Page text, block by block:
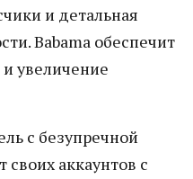
и детальная
Babama обеспечит
увеличение
с безупречной
своих аккаунтов с